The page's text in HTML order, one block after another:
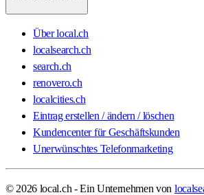
Über local.ch
localsearch.ch
search.ch
renovero.ch
localcities.ch
Eintrag erstellen / ändern / löschen
Kundencenter für Geschäftskunden
Unerwünschtes Telefonmarketing
© 2026 local.ch - Ein Unternehmen von